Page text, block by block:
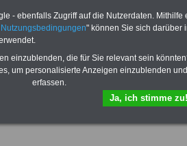
Tarifverträge für den öffentlichen
Dienst:
das eBook Tarifrecht
Dienst (TVöD, TV-L)sowie
herunterladen, lesen und
ausdrucken.Mehr Infos
- ebenfalls Zugriff auf die Nutzerdaten. Mithilfe
" können Sie sich darüber
einzublenden, die für Sie relevant sein
um personalisierte Anzeigen einzublenden
erfassen.
Ja, ich stimme zu!